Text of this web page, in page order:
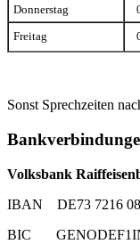
Donnerstag
Freitag
Sonst Sprechzeiten
Volksbank
IBAN DE73 7216
BIC